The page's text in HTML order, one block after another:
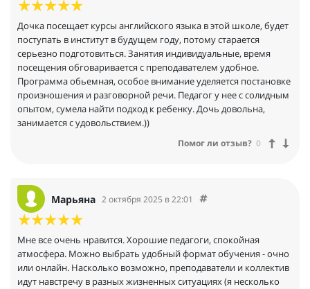
Дочка посещает курсы английского языка в этой школе, будет
поступать в институт в будущем году, потому старается
серьезно подготовиться. Занятия индивидуальные, время
посещения обговаривается с преподавателем удобное.
Программа обьемная, особое внимание уделяется постановке
произношения и разговорной речи. Педагог у нее с солидным
опытом, сумела найти подход к ребенку. Дочь довольна,
занимается с удовольствием.))
Помог ли отзыв? 0
Марьяна 2 октября 2025 в 22:01
Мне все очень нравится. Хорошие педагоги, спокойная
атмосфера. Можно выбрать удобный формат обучения - очно
или онлайн. Насколько возможно, преподаватели и коллектив
идут навстречу в разных жизненных ситуациях (я несколько